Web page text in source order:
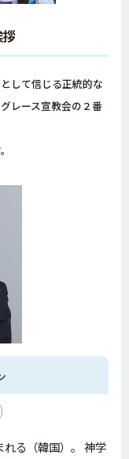
して信じる正統的な
レース宣教会の２番
る（韓国）。 神学